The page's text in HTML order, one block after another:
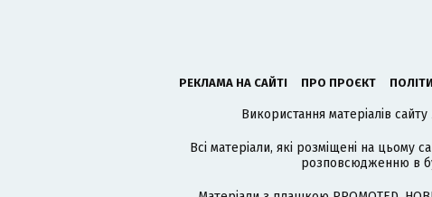
РЕКЛАМА НА САЙТІ ПРО ПРОЄКТ
Використання матеріалів
Всі матеріали, які розміщені на цьому
розповсюдженню в